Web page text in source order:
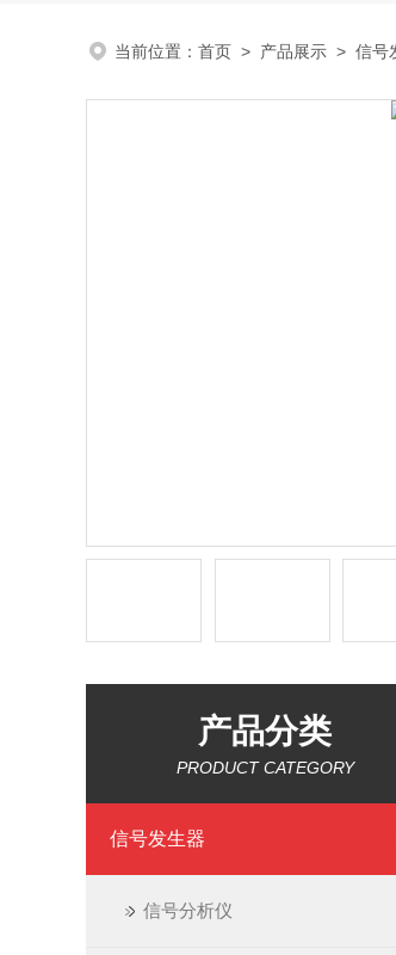
当前位置： 首页 > 产品展示 > 信号
产品分类
PRODUCT CATEGORY
信号发生器
信号分析仪